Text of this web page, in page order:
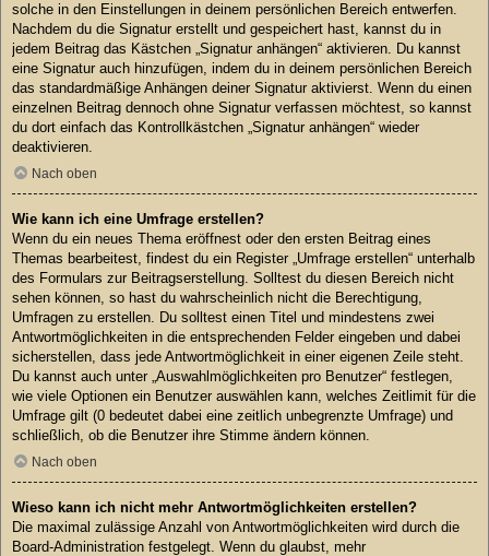
solche in den Einstellungen in deinem persönlichen Bereich entwerfen.
Nachdem du die Signatur erstellt und gespeichert hast, kannst du in
jedem Beitrag das Kästchen „Signatur anhängen“ aktivieren. Du kannst
eine Signatur auch hinzufügen, indem du in deinem persönlichen Bereich
das standardmäßige Anhängen deiner Signatur aktivierst. Wenn du einen
einzelnen Beitrag dennoch ohne Signatur verfassen möchtest, so kannst
du dort einfach das Kontrollkästchen „Signatur anhängen“ wieder
deaktivieren.
Nach oben
Wie kann ich eine Umfrage erstellen?
Wenn du ein neues Thema eröffnest oder den ersten Beitrag eines
Themas bearbeitest, findest du ein Register „Umfrage erstellen“ unterhalb
des Formulars zur Beitragserstellung. Solltest du diesen Bereich nicht
sehen können, so hast du wahrscheinlich nicht die Berechtigung,
Umfragen zu erstellen. Du solltest einen Titel und mindestens zwei
Antwortmöglichkeiten in die entsprechenden Felder eingeben und dabei
sicherstellen, dass jede Antwortmöglichkeit in einer eigenen Zeile steht.
Du kannst auch unter „Auswahlmöglichkeiten pro Benutzer“ festlegen,
wie viele Optionen ein Benutzer auswählen kann, welches Zeitlimit für die
Umfrage gilt (0 bedeutet dabei eine zeitlich unbegrenzte Umfrage) und
schließlich, ob die Benutzer ihre Stimme ändern können.
Nach oben
Wieso kann ich nicht mehr Antwortmöglichkeiten erstellen?
Die maximal zulässige Anzahl von Antwortmöglichkeiten wird durch die
Board-Administration festgelegt. Wenn du glaubst, mehr